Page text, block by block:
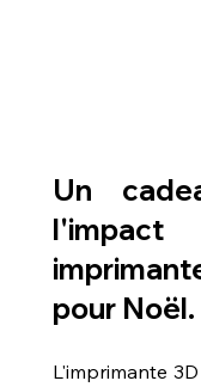
Un
pour Noël.
L'imprimante